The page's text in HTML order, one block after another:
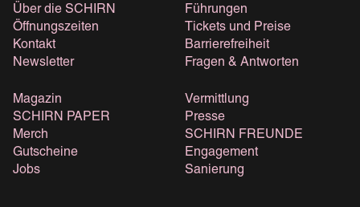
Über die SCHIRN
Öffnungszeiten
Kontakt
Newsletter
Führungen
Tickets und Preise
Barrierefreiheit
Fragen & Antworten
Magazin
SCHIRN PAPER
Merch
Gutscheine
Jobs
Vermittlung
Presse
SCHIRN FREUNDE
Engagement
Sanierung